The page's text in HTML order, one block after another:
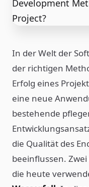
In der Welt der
der richtigen
Erfolg eines
eine neue
bestehende
die Qualität des
beeinflussen.
die heute